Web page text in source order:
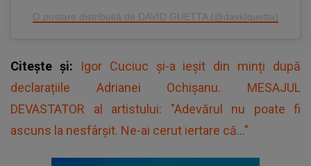
O postare distribuită de DAVID GUETTA (@davidguetta)
Citește și:
Igor Cuciuc și-a ieșit din minți după
declarațiile Adrianei Ochișanu. MESAJUL
DEVASTATOR al artistului: "Adevărul nu poate fi
ascuns la nesfârșit. Ne-ai cerut iertare că..."